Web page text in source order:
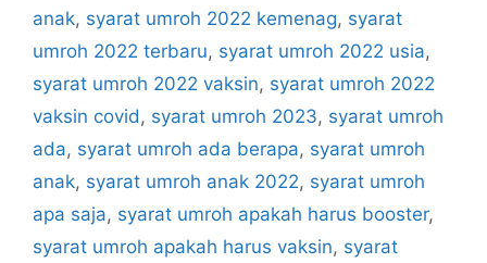
anak, syarat umroh 2022 kemenag, syarat
umroh 2022 terbaru, syarat umroh 2022 usia,
syarat umroh 2022 vaksin, syarat umroh 2022
vaksin covid , syarat umroh 2023, syarat umroh
ada, syarat umroh ada berapa, syarat umroh
anak, syarat umroh anak 2022, syarat umroh
apa saja, syarat umroh apakah harus booster,
syarat umroh apakah harus vaksin, syarat